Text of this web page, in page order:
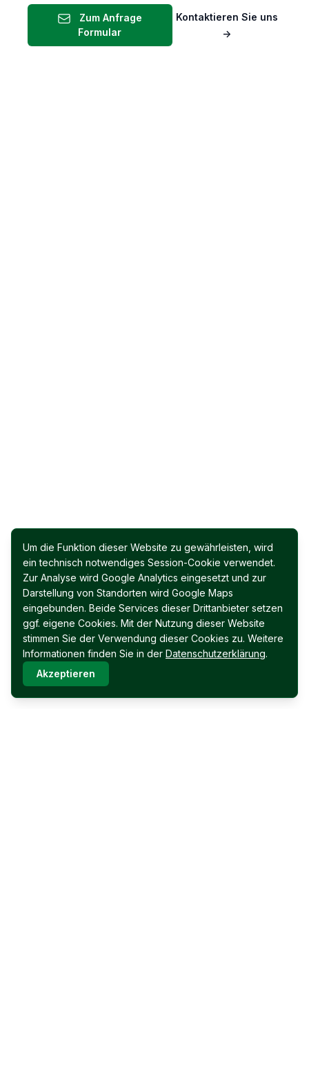
Zum Anfrage
Formular
Kontaktieren Sie uns
→
Um die Funktion dieser Website zu gewährleisten, wird
ein technisch notwendiges Session-Cookie verwendet.
Zur Analyse wird Google Analytics eingesetzt und zur
Darstellung von Standorten wird Google Maps
eingebunden. Beide Services dieser Drittanbieter setzen
ggf. eigene Cookies. Mit der Nutzung dieser Website
stimmen Sie der Verwendung dieser Cookies zu. Weitere
Informationen finden Sie in der Datenschutzerklärung.
Akzeptieren